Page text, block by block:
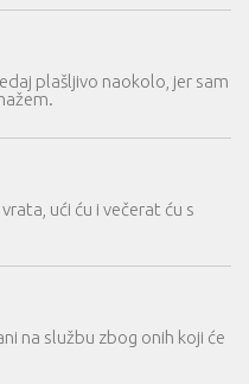
plašljivo naokolo, jer sam
ući ću i večerat ću s
na službu zbog onih koji će